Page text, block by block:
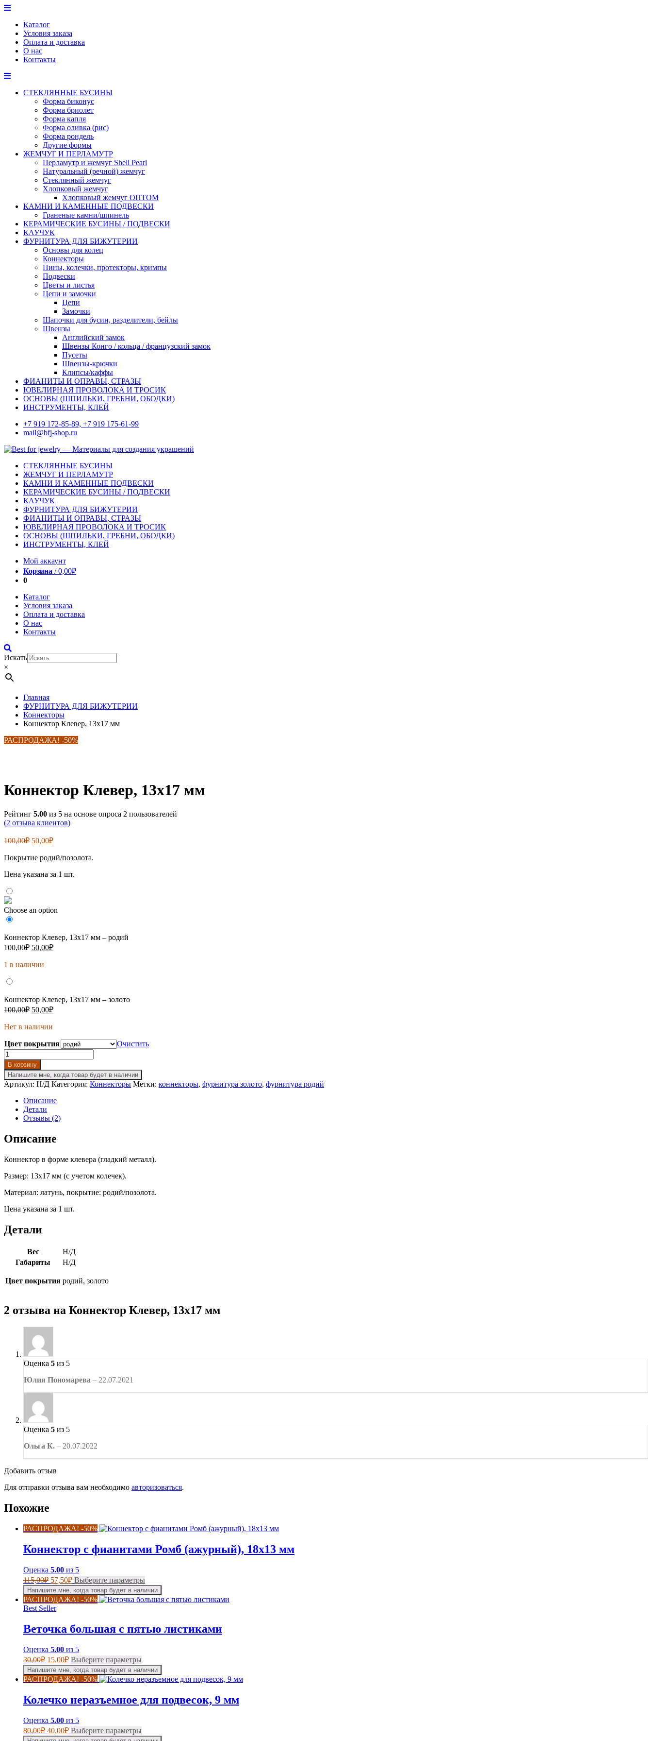
Перейти
содержимому
Каталог
Условия заказа
Оплата и доставка
О нас
Контакты
СТЕКЛЯННЫЕ БУСИНЫ
Форма биконус
Форма бриолет
Форма капля
Форма оливка (рис)
Форма рондель
Другие формы
ЖЕМЧУГ И ПЕРЛАМУТР
Перламутр и жемчуг Shell Pearl
Натуральный (речной) жемчуг
Стеклянный жемчуг
Хлопковый жемчуг
Хлопковый жемчуг ОПТОМ
КАМНИ И КАМЕННЫЕ ПОДВЕСКИ
Граненые камни/шпинель
КЕРАМИЧЕСКИЕ БУСИНЫ / ПОДВЕСКИ
КАУЧУК
ФУРНИТУРА ДЛЯ БИЖУТЕРИИ
Основы для колец
Коннекторы
Пины, колечки, протекторы, кримпы
Подвески
Цветы и листья
Цепи и замочки
Цепи
Замочки
Шапочки для бусин, разделители, бейлы
Швензы
Английский замок
Швензы Конго / кольца / французский замок
Пусеты
Швензы-крючки
Клипсы/каффы
ФИАНИТЫ И ОПРАВЫ, СТРАЗЫ
ЮВЕЛИРНАЯ ПРОВОЛОКА И ТРОСИК
ОСНОВЫ (ШПИЛЬКИ, ГРЕБНИ, ОБОДКИ)
ИНСТРУМЕНТЫ, КЛЕЙ
+7 919 172-85-89, +7 919 175-61-99
mail@bfj-shop.ru
СТЕКЛЯННЫЕ БУСИНЫ
ЖЕМЧУГ И ПЕРЛАМУТР
КАМНИ И КАМЕННЫЕ ПОДВЕСКИ
КЕРАМИЧЕСКИЕ БУСИНЫ / ПОДВЕСКИ
КАУЧУК
ФУРНИТУРА ДЛЯ БИЖУТЕРИИ
ФИАНИТЫ И ОПРАВЫ, СТРАЗЫ
ЮВЕЛИРНАЯ ПРОВОЛОКА И ТРОСИК
ОСНОВЫ (ШПИЛЬКИ, ГРЕБНИ, ОБОДКИ)
ИНСТРУМЕНТЫ, КЛЕЙ
Мой аккаунт
Корзина /0,00₽
0
Каталог
Условия заказа
Оплата и доставка
О нас
Контакты
Искать
×
Главная
ФУРНИТУРА ДЛЯ БИЖУТЕРИИ
Коннекторы
Коннектор Клевер, 13х17 мм
РАСПРОДАЖА! -50%
Коннектор Клевер, 13х17 мм
Рейтинг 5.00 из 5 на основе опроса 2 пользователей
(2 отзыва клиентов)
100,00₽ Первоначальная
составляла
50,00₽Текущая
50,00₽.
Покрытие родий/позолота.
Цена указана за 1 шт.
Choose an option
Коннектор Клевер, 13х17 мм – родий
100,00₽ Первоначальная
составляла
50,00₽Текущая
1 в наличии
Коннектор Клевер, 13х17 мм – золото
100,00₽ Первоначальная
составляла
50,00₽Текущая
Нет в наличии
Цвет покрытия
Очистить
Количество
товара
Коннектор
Клевер,
13х17
В корзину
Напишите мне, когда товар будет в наличии
Артикул: Н/Д Категория: Коннекторы Метки: коннекторы, фурнитура золото, фурнитура родий
Описание
Детали
Отзывы (2)
Описание
Коннектор в форме клевера (гладкий металл).
Размер: 13х17 мм (с учетом колечек).
Материал: латунь, покрытие: родий/позолота.
Цена указана за 1 шт.
Детали
Вес
Н/Д
Габариты
Н/Д
Цвет покрытия родий, золото
2 отзыва на Коннектор Клевер, 13х17 мм
Оценка 5 из 5
Юлия Пономарева – 22.07.2021
Оценка 5 из 5
Ольга К. – 20.07.2022
Добавить отзыв
Для отправки отзыва вам необходимо авторизоваться.
Похожие
РАСПРОДАЖА! -50%
Коннектор с фианитами Ромб (ажурный), 18х13 мм
Оценка 5.00 из 5
115,00₽ Первоначальная
цена
составляла
115,00₽.
57,50₽Текущая
цена:
57,50₽.
Выберите параметрыЭтот
товар
имеет
несколько
можно
товара.
Напишите мне, когда товар будет в наличии
РАСПРОДАЖА! -50%
Best Seller
Веточка большая с пятью листиками
Оценка 5.00 из 5
30,00₽ Первоначальная
цена
составляла
30,00₽.
15,00₽Текущая
цена:
15,00₽.
Выберите параметрыЭтот
товар
имеет
несколько
Опции
на
странице
Напишите мне, когда товар будет в наличии
РАСПРОДАЖА! -50%
Колечко неразъемное для подвесок, 9 мм
Оценка 5.00 из 5
80,00₽ Первоначальная
цена
40,00₽Текущая
цена:
Выберите параметрыЭтот
товар